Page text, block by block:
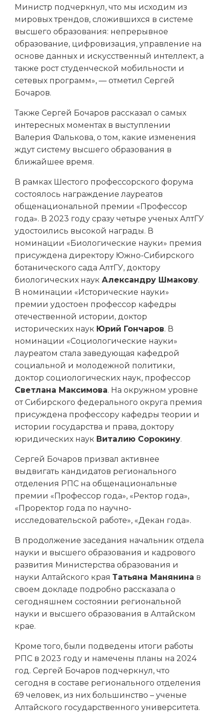
Министр подчеркнул, что мы исходим из
мировых трендов, сложившихся в системе
высшего образования: непрерывное
образование, цифровизация, управление на
основе данных и искусственный интеллект, а
также рост студенческой мобильности и
сетевых программ», — отметил Сергей
Бочаров.
Также Сергей Бочаров рассказал о самых
интересных моментах в выступлении
Валерия Фалькова, о том, какие изменения
ждут систему высшего образования в
ближайшее время.
В рамках Шестого профессорского форума
состоялось награждение лауреатов
общенациональной премии «Профессор
года». В 2023 году сразу четыре ученых АлтГУ
удостоились высокой награды. В
номинации «Биологические науки» премия
присуждена директору Южно-Сибирского
ботанического сада АлтГУ, доктору
биологических наук Александру Шмакову.
В номинации «Исторические науки»
премии удостоен профессор кафедры
отечественной истории, доктор
исторических наук Юрий Гончаров. В
номинации «Социологические науки»
лауреатом стала заведующая кафедрой
социальной и молодежной политики,
доктор социологических наук, профессор
Светлана Максимова. На окружном уровне
от Сибирского федерального округа премия
присуждена профессору кафедры теории и
истории государства и права, доктору
юридических наук Виталию Сорокину.
Сергей Бочаров призвал активнее
выдвигать кандидатов регионального
отделения РПС на общенациональные
премии «Профессор года», «Ректор года»,
«Проректор года по научно-
исследовательской работе», «Декан года».
В продолжение заседания начальник отдела
науки и высшего образования и кадрового
развития Министерства образования и
науки Алтайского края Татьяна Манянина в
своем докладе подробно рассказала о
сегодняшнем состоянии региональной
науки и высшего образования в Алтайском
крае.
Кроме того, были подведены итоги работы
РПС в 2023 году и намечены планы на 2024
год. Сергей Бочаров подчеркнул, что
сегодня в составе регионального отделения
69 человек, из них большинство – ученые
Алтайского государственного университета.